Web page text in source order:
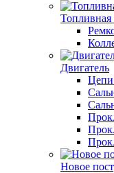
Топливная
Двигатель
Цепи
Новое